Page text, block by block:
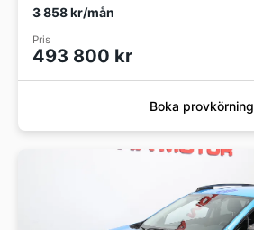
3 858 kr/mån
Pris
493 800 kr
Boka provkörning